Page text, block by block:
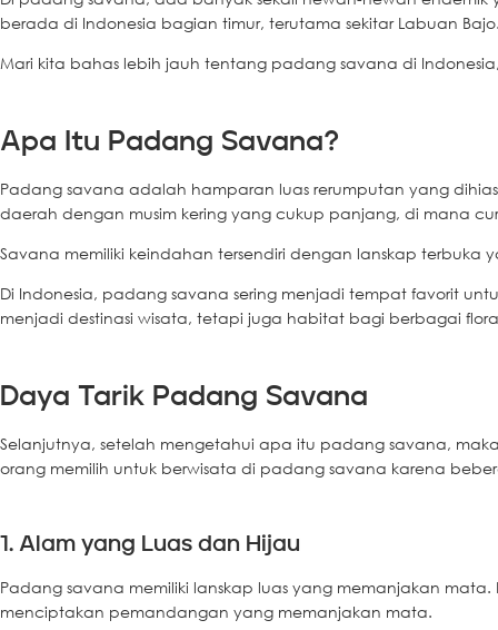
berada di Indonesia bagian timur, terutama sekitar Labuan
Mari kita bahas lebih jauh tentang padang savana di
Apa Itu Padang Savana?
Padang savana adalah hamparan luas rerumputan yang
daerah dengan musim kering yang cukup panjang, di mana
Savana memiliki keindahan tersendiri dengan lanskap
Di Indonesia, padang savana sering menjadi tempat favorit
menjadi destinasi wisata, tetapi juga habitat bagi berbagai
Daya Tarik Padang Savana
Selanjutnya, setelah mengetahui apa itu padang savana,
orang memilih untuk berwisata di padang savana karena
1. Alam yang Luas dan Hijau
Padang savana memiliki lanskap luas yang memanjakan
menciptakan pemandangan yang memanjakan mata.